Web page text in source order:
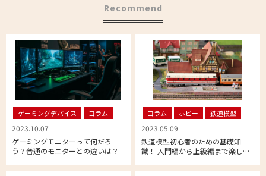
Recommend
ゲーミングデバイス コラム
2023.10.07
ゲーミングモニターって何だろ
う？普通のモニターとの違いは？
コラム ホビー 鉄道模型
2023.05.09
鉄道模型初心者のための基礎知
識！ 入門編から上級編まで楽しみ